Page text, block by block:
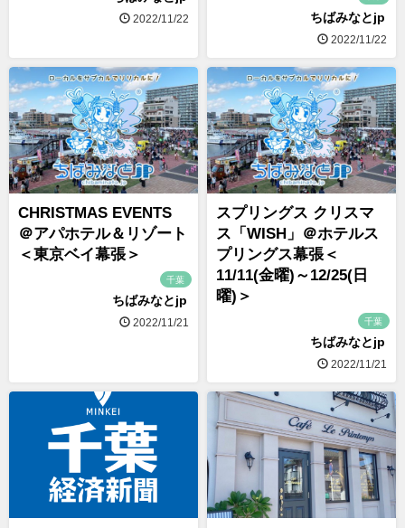
2022/11/22 ちばみなとjp
2022/11/22
CHRISTMAS EVENTS
＠アパホテル＆リゾート
＜東京ベイ幕張＞
千葉
ちばみなとjp
2022/11/21
スプリングス クリスマ
ス「WISH」＠ホテルス
プリングス幕張＜
11/11(金曜)～12/25(日
曜)＞
千葉
ちばみなとjp
2022/11/21